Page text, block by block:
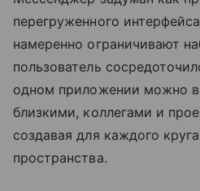
перегруженного
намеренно ограничивают
пользователь
одном приложении можно
близкими, коллегами и
создавая для каждого
пространства.